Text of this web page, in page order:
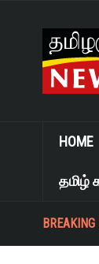
HOME
தமிழ்
BREAKING
எஸ்.